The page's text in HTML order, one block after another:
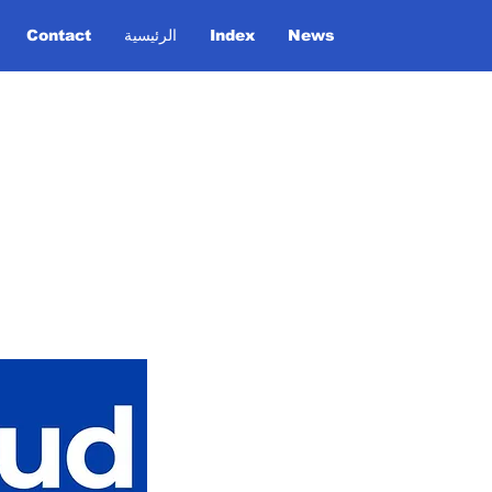
Contact الرئيسية Index News